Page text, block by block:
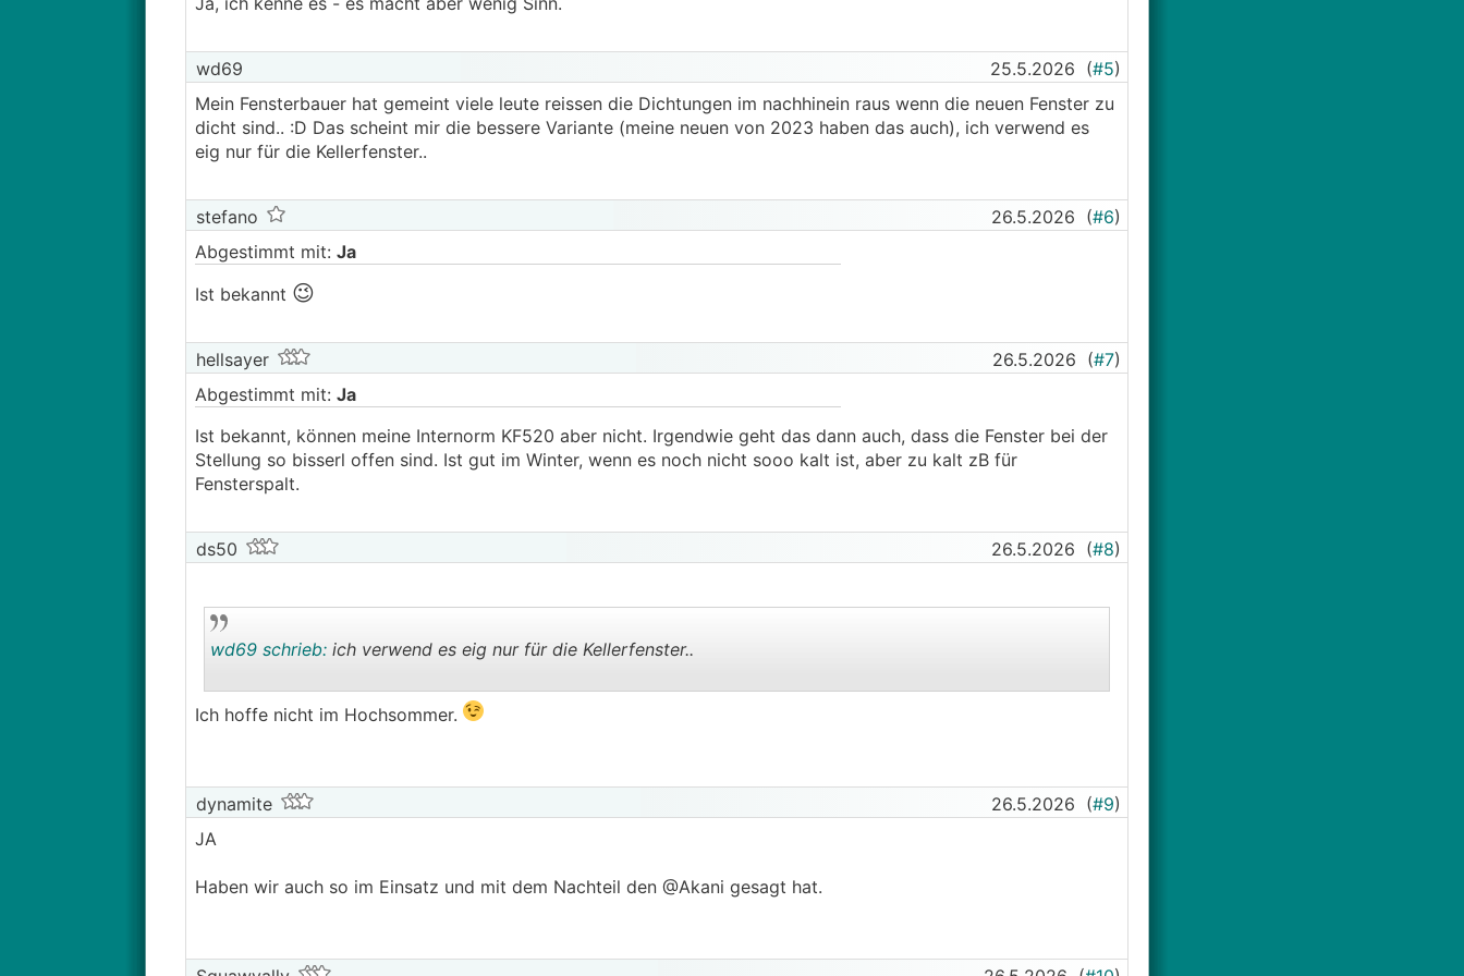
wd69 25.5.2026 (#5)
Mein Fensterbauer hat gemeint viele leute reissen die Dichtungen im nachhinein raus wenn die neuen Fenster zu
dicht sind.. :D Das scheint mir die bessere Variante (meine neuen von 2023 haben das auch), ich verwend es
eig nur für die Kellerfenster..
stefano 26.5.2026 (#6)
Abgestimmt mit: Ja
Ist bekannt 😉
hellsayer 26.5.2026 (#7)
Abgestimmt mit: Ja
Ist bekannt, können meine Internorm KF520 aber nicht. Irgendwie geht das dann auch, dass die Fenster bei der
Stellung so bisserl offen sind. Ist gut im Winter, wenn es noch nicht sooo kalt ist, aber zu kalt zB für
Fensterspalt.
ds50 26.5.2026 (#8)
wd69 schrieb:ich verwend es eig nur für die Kellerfenster..
Ich hoffe nicht im Hochsommer.
dynamite 26.5.2026 (#9)
JA
Haben wir auch so im Einsatz und mit dem Nachteil den @Akani gesagt hat.